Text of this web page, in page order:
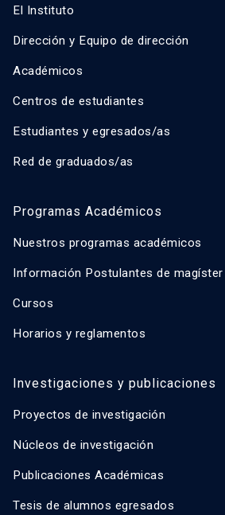
El Instituto
Dirección y Equipo de dirección
Académicos
Centros de estudiantes
Estudiantes y egresados/as
Red de graduados/as
Programas Académicos
Nuestros programas académicos
Información Postulantes de magíster
Cursos
Horarios y reglamentos
Investigaciones y publicaciones
Proyectos de investigación
Núcleos de investigación
Publicaciones Académicas
Tesis de alumnos egresados